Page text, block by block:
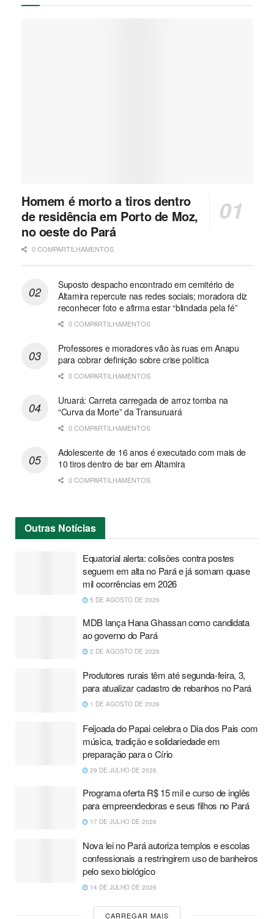
Homem é morto a tiros dentro
de residência em Porto de Moz,
no oeste do Pará
0 COMPARTILHAMENTOS
Suposto despacho encontrado em cemitério de
Altamira repercute nas redes sociais; moradora diz
reconhecer foto e afirma estar “blindada pela fé”
0 COMPARTILHAMENTOS
Professores e moradores vão às ruas em Anapu
para cobrar definição sobre crise política
0 COMPARTILHAMENTOS
Uruará: Carreta carregada de arroz tomba na
“Curva da Morte” da Transuruará
0 COMPARTILHAMENTOS
Adolescente de 16 anos é executado com mais de
10 tiros dentro de bar em Altamira
0 COMPARTILHAMENTOS
Outras Notícias
Equatorial alerta: colisões contra postes
seguem em alta no Pará e já somam quase
mil ocorrências em 2026
5 DE AGOSTO DE 2026
MDB lança Hana Ghassan como candidata
ao governo do Pará
2 DE AGOSTO DE 2026
Produtores rurais têm até segunda-feira, 3,
para atualizar cadastro de rebanhos no Pará
1 DE AGOSTO DE 2026
Feijoada do Papai celebra o Dia dos Pais com
música, tradição e solidariedade em
preparação para o Círio
29 DE JULHO DE 2026
Programa oferta R$ 15 mil e curso de inglês
para empreendedoras e seus filhos no Pará
17 DE JULHO DE 2026
Nova lei no Pará autoriza templos e escolas
confessionais a restringirem uso de banheiros
pelo sexo biológico
14 DE JULHO DE 2026
CARREGAR MAIS